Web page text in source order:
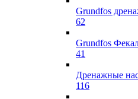
Grundfos
62
Grundfos
41
Дренажные
116